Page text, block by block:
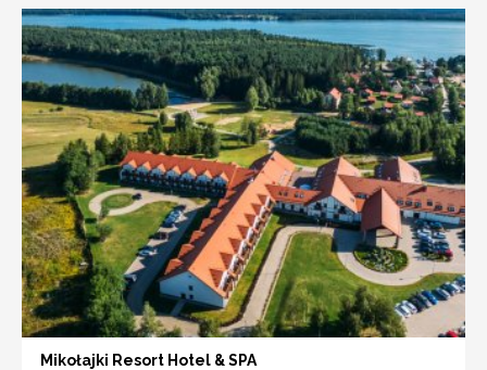
Mikołajki Resort Hotel & SPA